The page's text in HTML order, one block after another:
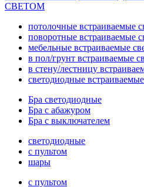
СВЕТОМ
потолочные встраиваемые
поворотные встраиваемые
мебельные встраиваемые
в пол/грунт встраиваемые
в стену/лестницу
светодиодные
Бра светодиодные
Бра с абажуром
Бра с выключателем
светодиодные
с пультом
шары
с пультом